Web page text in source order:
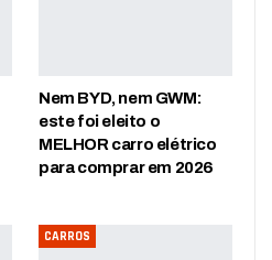
Nem BYD, nem GWM:
este foi eleito o
MELHOR carro elétrico
para comprar em 2026
CARROS